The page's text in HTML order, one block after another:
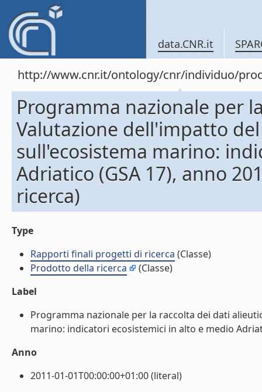
data.CNR.it
http://www.cnr.it/ontology/cnr/individuo/
Programma nazionale per
Valutazione dell'impatto
sull'ecosistema marino:
Adriatico (GSA 17), anno
ricerca)
Type
Rapporti finali progetti di ricerca (Classe)
Prodotto della ricerca
(Classe)
Label
Programma nazionale per la raccolta dei dati
marino: indicatori ecosistemici in alto e medio
Anno
2011-01-01T00:00:00+01:00 (literal)